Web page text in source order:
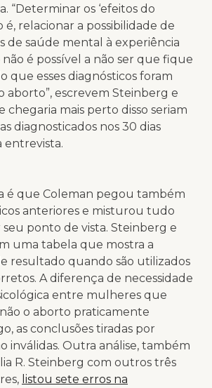
“Determinar os ‘efeitos do
é, relacionar a possibilidade de
de saúde mental à experiência
é possível a não ser que fique
que esses diagnósticos foram
aborto”, escrevem Steinberg e
chegaria mais perto disso seriam
diagnosticados nos 30 dias
entrevista.
é que Coleman pegou também
anteriores e misturou tudo
seu ponto de vista. Steinberg e
uma tabela que mostra a
resultado quando são utilizados
A diferença de necessidade
entre mulheres que
o aborto praticamente
as conclusões tiradas por
inválidas. Outra análise, também
R. Steinberg com outros três
listou sete erros na